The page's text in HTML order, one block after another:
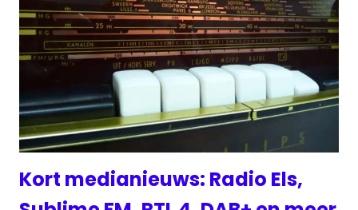
Kort medianieuws: Radio Els,